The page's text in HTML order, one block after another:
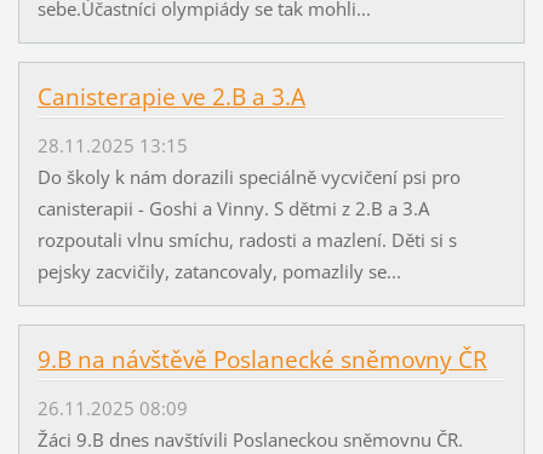
sebe.Účastníci olympiády se tak mohli...
Canisterapie ve 2.B a 3.A
28.11.2025 13:15
Do školy k nám dorazili speciálně vycvičení psi pro
canisterapii - Goshi a Vinny. S dětmi z 2.B a 3.A
rozpoutali vlnu smíchu, radosti a mazlení. Děti si s
pejsky zacvičily, zatancovaly, pomazlily se...
9.B na návštěvě Poslanecké sněmovny ČR
26.11.2025 08:09
Žáci 9.B dnes navštívili Poslaneckou sněmovnu ČR.